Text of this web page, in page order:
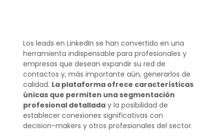
Los leads en LinkedIn se han convertido en una
herramienta indispensable para profesionales y
empresas que desean expandir su red de
contactos y, más importante aún, generarlos de
calidad. La plataforma ofrece características
únicas que permiten una segmentación
profesional detalladay la posibilidad de
establecer conexiones significativas con
decision-makers y otros profesionales del sector.